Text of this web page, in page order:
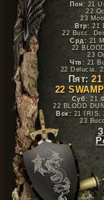
Пон: 21
22
23
Втр: 21
22 Bucc.
Срд: 21
22
23
Чтв: 21
22 Delucia,
Пят:
22
Суб:21
22 BLOOD
Вск: 21 IRIS,
23